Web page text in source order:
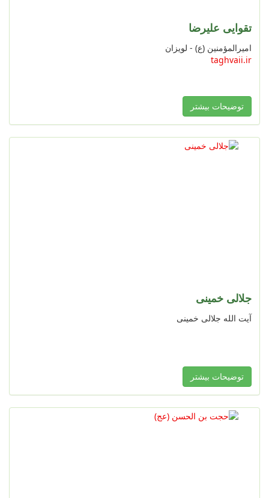
تقوایی علیرضا
امیرالمؤمنین (ع) - لویزان
taghvaii.ir
توضیحات بیشتر
جلالی خمینی
آیت الله جلالی خمینی
توضیحات بیشتر